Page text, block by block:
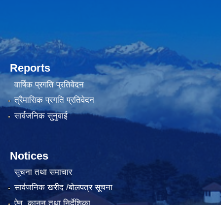
Reports
वार्षिक प्रगति प्रतिवेदन
त्रैमासिक प्रगति प्रतिवेदन
सार्वजनिक सुनुवाई
Notices
सूचना तथा समाचार
सार्वजनिक खरीद /बोलपत्र सूचना